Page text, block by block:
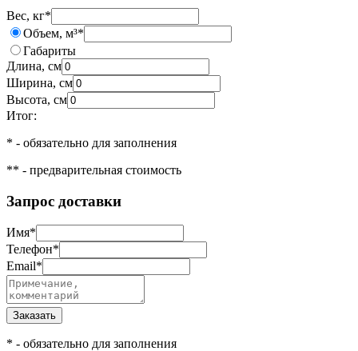
Вес, кг*
Объем, м³*
Габариты
Длина, см
Ширина, см
Высота, см
Итог:
* - обязательно для заполнения
** - предварительная стоимость
Запрос доставки
Имя*
Телефон*
Email*
* - обязательно для заполнения